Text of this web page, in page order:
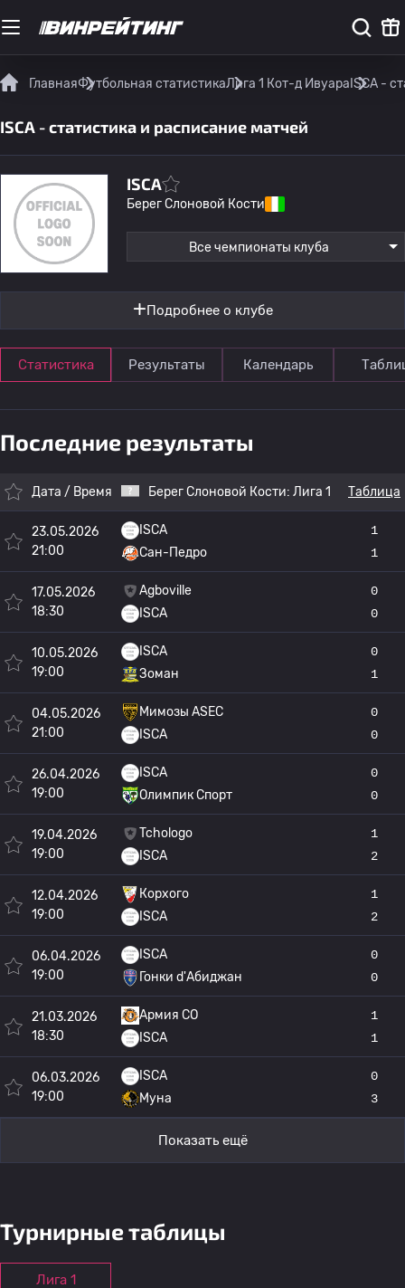
ГлавнаяФутбольная статистикаЛига 1 Кот-д Ивуара ISCA -
ISCA - статистика и расписание матчей
ISCA
Берег Слоновой Кости
Все чемпионаты клуба
Подробнее о клубе
Статистика Результаты Календарь
Последние результаты
Дата / Время Берег Слоновой Кости: Лига 1 Таблица
23.05.2026
21:00
ISCA
Сан-Педро
1
1
17.05.2026
18:30
Agboville
ISCA
0
0
10.05.2026
19:00
ISCA
Зоман
0
1
04.05.2026
21:00
Мимозы ASEC
ISCA
0
0
26.04.2026
19:00
ISCA
Олимпик Спорт
0
0
19.04.2026
19:00
Tchologo
ISCA
1
2
12.04.2026
19:00
Корхого
ISCA
1
2
06.04.2026
19:00
ISCA
Гонки d'Абиджан
0
0
21.03.2026
18:30
Армия СО
ISCA
1
1
06.03.2026
19:00
ISCA
Муна
0
3
Показать ещё
Турнирные таблицы
Лига 1